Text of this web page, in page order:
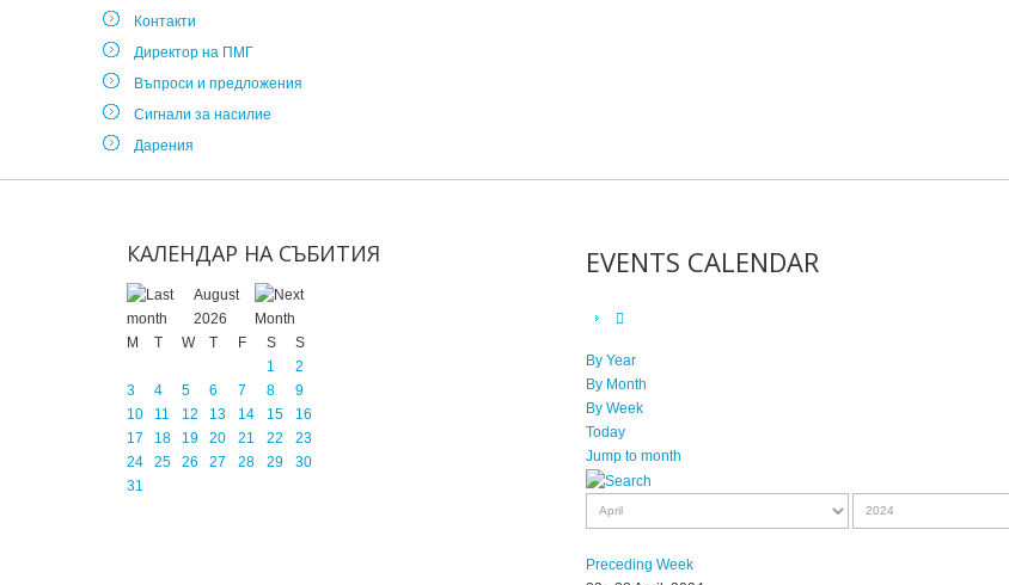
Контакти
Директор на ПМГ
Въпроси и предложения
Сигнали за насилие
Дарения
КАЛЕНДАР НА СЪБИТИЯ
August
2026
M
T W T F S
S
1
2
3
4 5 6 7 8
9
10
11 12 13 14 15
16
17
18 19 20 21 22
23
24
25 26 27 28 29
30
31
EVENTS CALENDAR
By Year
By Month
By Week
Today
Jump to month
Preceding Week